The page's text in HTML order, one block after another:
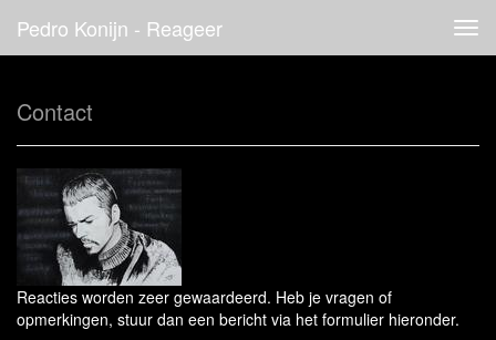
Pedro Konijn - Reageer
Contact
Reacties worden zeer gewaardeerd. Heb je vragen of
opmerkingen, stuur dan een bericht via het formulier hieronder.